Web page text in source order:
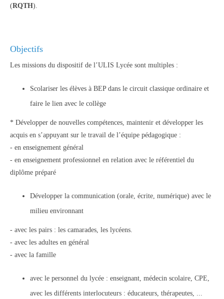
(RQTH).
Objectifs
Les missions du dispositif de l’ULIS Lycée sont multiples :
Scolariser les élèves à BEP dans le circuit classique ordinaire et
faire le lien avec le collège
* Développer de nouvelles compétences, maintenir et développer les
acquis en s’appuyant sur le travail de l’équipe pédagogique :
- en enseignement général
- en enseignement professionnel en relation avec le référentiel du
diplôme préparé
Développer la communication (orale, écrite, numérique) avec le
milieu environnant
- avec les pairs : les camarades, les lycéens.
- avec les adultes en général
- avec la famille
avec le personnel du lycée : enseignant, médecin scolaire, CPE,
avec les différents interlocuteurs : éducateurs, thérapeutes, ...